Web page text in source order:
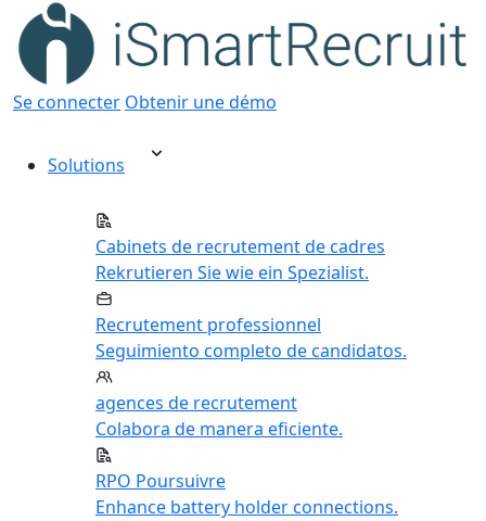
Se connecter Obtenir une démo
Solutions
Cabinets de recrutement de cadres
Rekrutieren Sie wie ein Spezialist.
Recrutement professionnel
Seguimiento completo de candidatos.
agences de recrutement
Colabora de manera eficiente.
RPO Poursuivre
Enhance battery holder connections.